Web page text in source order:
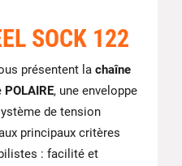
SOCK 122
présentent la chaîne
POLAIRE, une enveloppe
de tension
principaux critères
: facilité et